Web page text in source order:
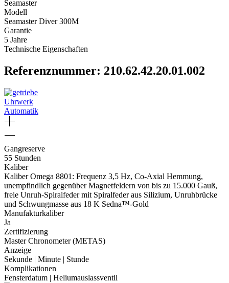
Seamaster
Modell
Seamaster Diver 300M
Garantie
5 Jahre
Technische Eigenschaften
Referenznummer: 210.62.42.20.01.002
Uhrwerk
Automatik
Gangreserve
55 Stunden
Kaliber
Kaliber Omega 8801: Frequenz 3,5 Hz, Co-Axial Hemmung,
unempfindlich gegenüber Magnetfeldern von bis zu 15.000 Gauß,
freie Unruh-Spiralfeder mit Spiralfeder aus Silizium, Unruhbrücke
und Schwungmasse aus 18 K Sedna™-Gold
Manufakturkaliber
Ja
Zertifizierung
Master Chronometer (METAS)
Anzeige
Sekunde | Minute | Stunde
Komplikationen
Fensterdatum | Heliumauslassventil